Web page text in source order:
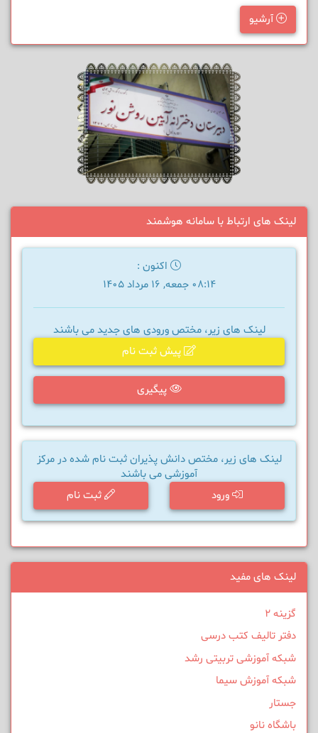
آرشیو
لینک های ارتباط با سامانه هوشمند
اکنون :
08:14 جمعه, 16 مرداد 1405
لینک های زیر، مختص ورودی های جدید می باشند
پیش ثبت نام
پیگیری
لینک های زیر، مختص دانش پذیران ثبت نام شده در مرکز
آموزشی می باشند
ورود
ثبت نام
لینک های مفید
گزینه 2
دفتر تالیف کتب درسی
شبکه آموزشی تربیتی رشد
شبکه آموزش سیما
جستار
باشگاه نانو